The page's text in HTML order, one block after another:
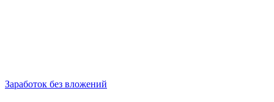
Заработок без вложений